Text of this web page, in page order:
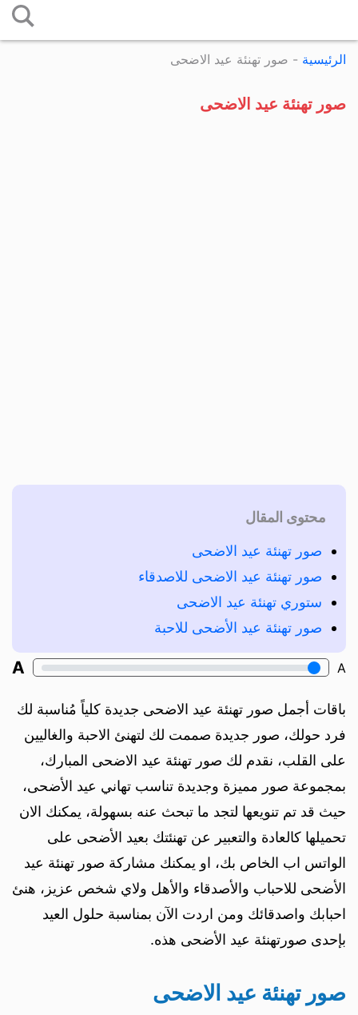
إلى
المحتوى
الرئيسية - صور تهنئة عيد الاضحى
صور تهنئة عيد الاضحى
محتوى المقال
صور تهنئة عيد الاضحى
صور تهنئة عيد الاضحى للاصدقاء
ستوري تهنئة عيد الاضحى
صور تهنئة عيد الأضحى للاحبة
A
A
باقات أجمل صور تهنئة عيد الاضحى جديدة كلياً مُناسبة لك
فرد حولك، صور جديدة صممت لك لتهنئ الاحبة والغاليين
على القلب، نقدم لك صور تهنئة عيد الاضحى المبارك،
بمجموعة صور مميزة وجديدة تناسب تهاني عيد الأضحى،
حيث قد تم تنويعها لتجد ما تبحث عنه بسهولة، يمكنك الان
تحميلها كالعادة والتعبير عن تهنئتك بعيد الأضحى على
الواتس اب الخاص بك، او يمكنك مشاركة صور تهنئة عيد
الأضحى للاحباب والأصدقاء والأهل ولاي شخص عزيز، هنئ
احبابك واصدقائك ومن اردت الآن بمناسبة حلول العيد
بإحدى صورتهنئة عيد الأضحى هذه.
صور تهنئة عيد الاضحى